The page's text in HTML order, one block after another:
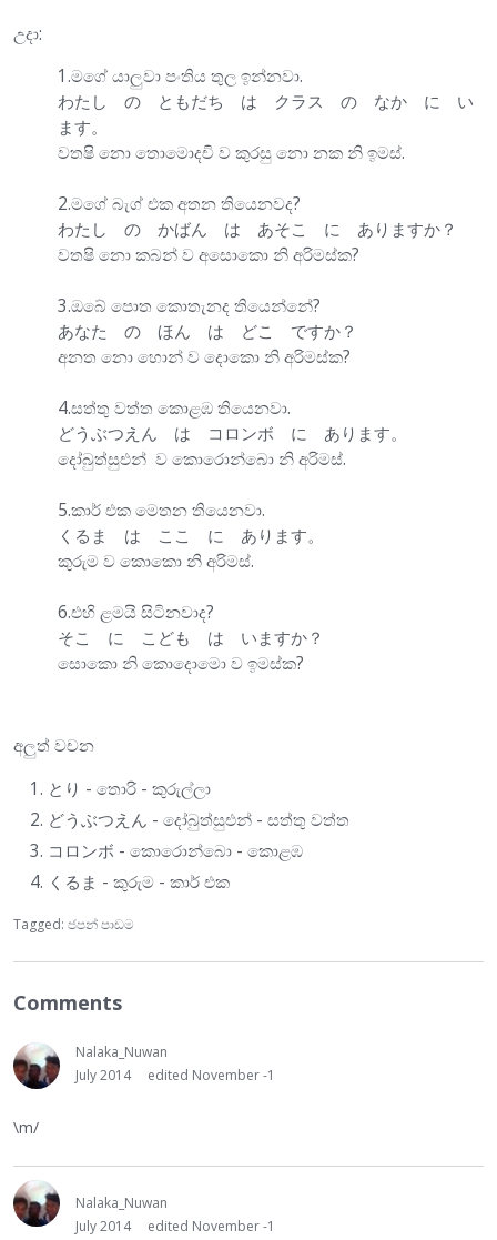
උදා:
1.මගේ යාලුවා පංතිය තුල ඉන්නවා.
わたし の ともだち は クラス の なか に い
ます。
වතෂි නො තොමොදචි ව කුරසු නො නක නි ඉමස්.
2.මගේ බැග් එක අතන තියෙනවද?
わたし の かばん は あそこ に ありますか？
වතෂි නො කබන් ව අසොකො නි අරිමස්ක?
3.ඔබේ පොත කොතැනද තියෙන්නේ?
あなた の ほん は どこ ですか？
අනත නො හොන් ව දොකො නි අරිමස්ක?
4.සත්තු වත්ත කොළඹ තියෙනවා.
どうぶつえん は コロンボ に あります。
දෝබුත්සුඑන් ව කොරොන්බො නි අරිමස්.
5.කාර් එක මෙතන තියෙනවා.
くるま は ここ に あります。
කුරුම ව කොකො නි අරිමස්.
6.එහි ළමයි සිටිනවාද?
そこ に こども は いますか？
සොකො නි කොදොමො ව ඉමස්ක?
අලුත් වචන
とり - තොරි - කුරුල්ලා
どうぶつえん - දෝබුත්සුඑන් - සත්තු වත්ත
コロンボ - කොරොන්බො - කොළඹ
くるま - කුරුම - කාර් එක
Tagged: ජපන් පාඩම
Comments
Nalaka_Nuwan
July 2014
edited November -1
\m/
Nalaka_Nuwan
July 2014
edited November -1